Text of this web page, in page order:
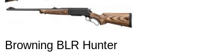
Browning BLR Hunter